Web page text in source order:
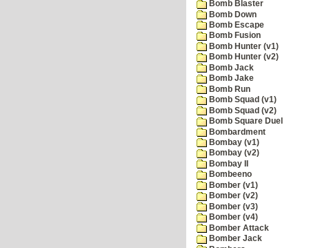
Bomb Blaster
Bomb Down
Bomb Escape
Bomb Fusion
Bomb Hunter (v1)
Bomb Hunter (v2)
Bomb Jack
Bomb Jake
Bomb Run
Bomb Squad (v1)
Bomb Squad (v2)
Bomb Square Duel
Bombardment
Bombay (v1)
Bombay (v2)
Bombay II
Bombeeno
Bomber (v1)
Bomber (v2)
Bomber (v3)
Bomber (v4)
Bomber Attack
Bomber Jack